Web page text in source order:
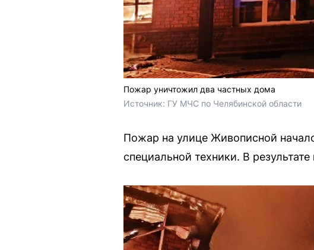
Пожар уничтожил два частных дома
Источник: ГУ МЧС по Челябинской области
Пожар на улице Живописной
специальной техники. В